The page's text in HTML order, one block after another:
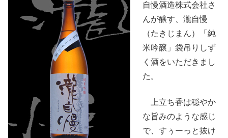
自慢酒造株式会社さ
んが醸す、瀧自慢
（たきじまん）「純
米吟醸」袋吊りしず
く酒をいただきまし
た。
上立ち香は穏やか
な旨みのような感じ
で、すぅーっと抜け